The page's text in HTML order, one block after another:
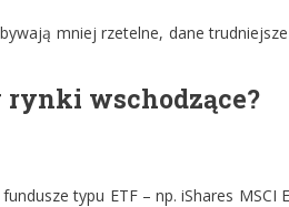
mniej rzetelne, dane
wschodzące?
typu ETF – np. iShares MSCI